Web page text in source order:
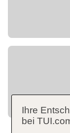
Ihre
bei